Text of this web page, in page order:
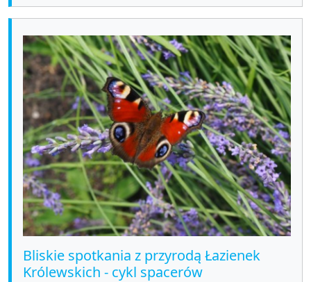
Bliskie spotkania z przyrodą Łazienek
Królewskich - cykl spacerów